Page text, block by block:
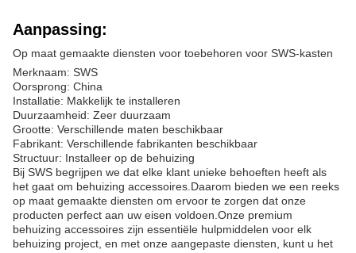
Aanpassing:
Op maat gemaakte diensten voor toebehoren voor SWS-kasten
Merknaam: SWS
Oorsprong: China
Installatie: Makkelijk te installeren
Duurzaamheid: Zeer duurzaam
Grootte: Verschillende maten beschikbaar
Fabrikant: Verschillende fabrikanten beschikbaar
Structuur: Installeer op de behuizing
Bij SWS begrijpen we dat elke klant unieke behoeften heeft als
het gaat om behuizing accessoires.Daarom bieden we een reeks
op maat gemaakte diensten om ervoor te zorgen dat onze
producten perfect aan uw eisen voldoen.Onze premium
behuizing accessoires zijn essentiële hulpmiddelen voor elk
behuizing project, en met onze aangepaste diensten, kunt u het